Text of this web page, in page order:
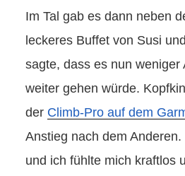
Im Tal gab es dann neben
leckeres Buffet von Susi
sagte, dass es nun weniger
weiter gehen würde.
der Climb-Pro auf dem
Anstieg nach dem
und ich fühlte mich kraftlos